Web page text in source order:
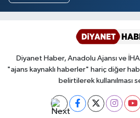
Diyanet Haber, Anadolu Ajansı ve
"ajans kaynaklı haberler" hariç diğer
belirtilerek kullanılması